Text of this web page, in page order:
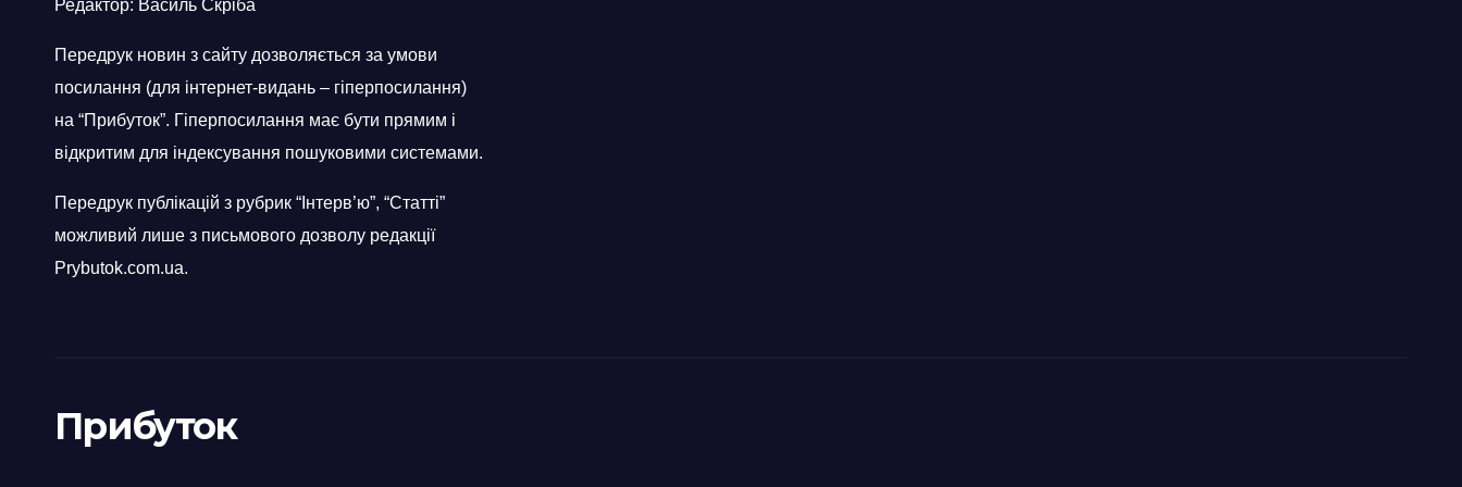
Редактор: Василь Скріба
Передрук новин з сайту дозволяється за умови
посилання (для інтернет-видань – гіперпосилання)
на “Прибуток”. Гіперпосилання має бути прямим і
відкритим для індексування пошуковими системами.
Передрук публікацій з рубрик “Інтерв’ю”, “Статті”
можливий лише з письмового дозволу редакції
Prybutok.com.ua.
Прибуток